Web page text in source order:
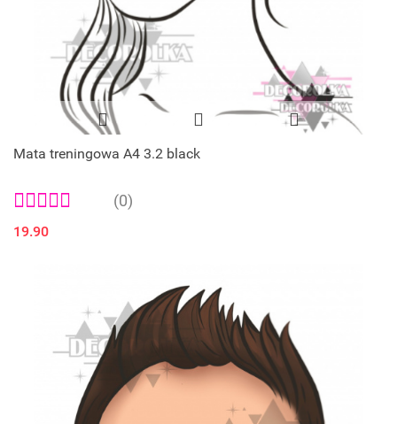
Mata treningowa A4 3.2 black
(0)
19.90